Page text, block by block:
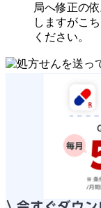
局へ修正の
しますがこ
ください。